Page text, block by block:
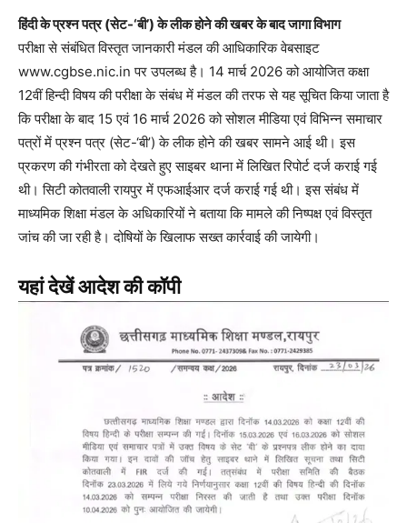
हिंदी के प्रश्न पत्र (सेट-‘बी’) के लीक होने की खबर के बाद जागा विभाग
परीक्षा से संबंधित विस्तृत जानकारी मंडल की आधिकारिक वेबसाइट
www.cgbse.nic.in पर उपलब्ध है। 14 मार्च 2026 को आयोजित कक्षा
12वीं हिन्दी विषय की परीक्षा के संबंध में मंडल की तरफ से यह सूचित किया जाता है
कि परीक्षा के बाद 15 एवं 16 मार्च 2026 को सोशल मीडिया एवं विभिन्न समाचार
पत्रों में प्रश्न पत्र (सेट-‘बी’) के लीक होने की खबर सामने आई थी। इस
प्रकरण की गंभीरता को देखते हुए साइबर थाना में लिखित रिपोर्ट दर्ज कराई गई
थी। सिटी कोतवाली रायपुर में एफआईआर दर्ज कराई गई थी। इस संबंध में
माध्यमिक शिक्षा मंडल के अधिकारियों ने बताया कि मामले की निष्पक्ष एवं विस्तृत
जांच की जा रही है। दोषियों के खिलाफ सख्त कार्रवाई की जायेगी।
यहां देखें आदेश की कॉपी